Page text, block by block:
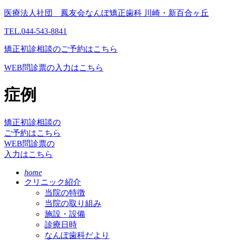
医療法人社団 鳳友会なんぽ矯正歯科 川崎・新百合ヶ丘
TEL.044-543-8841
矯正初診相談のご予約はこちら
WEB問診票の入力はこちら
症例
矯正初診相談の
ご予約はこちら
WEB問診票の
入力はこちら
home
クリニック紹介
当院の特徴
当院の取り組み
施設・設備
診療日時
なんぽ歯科だより